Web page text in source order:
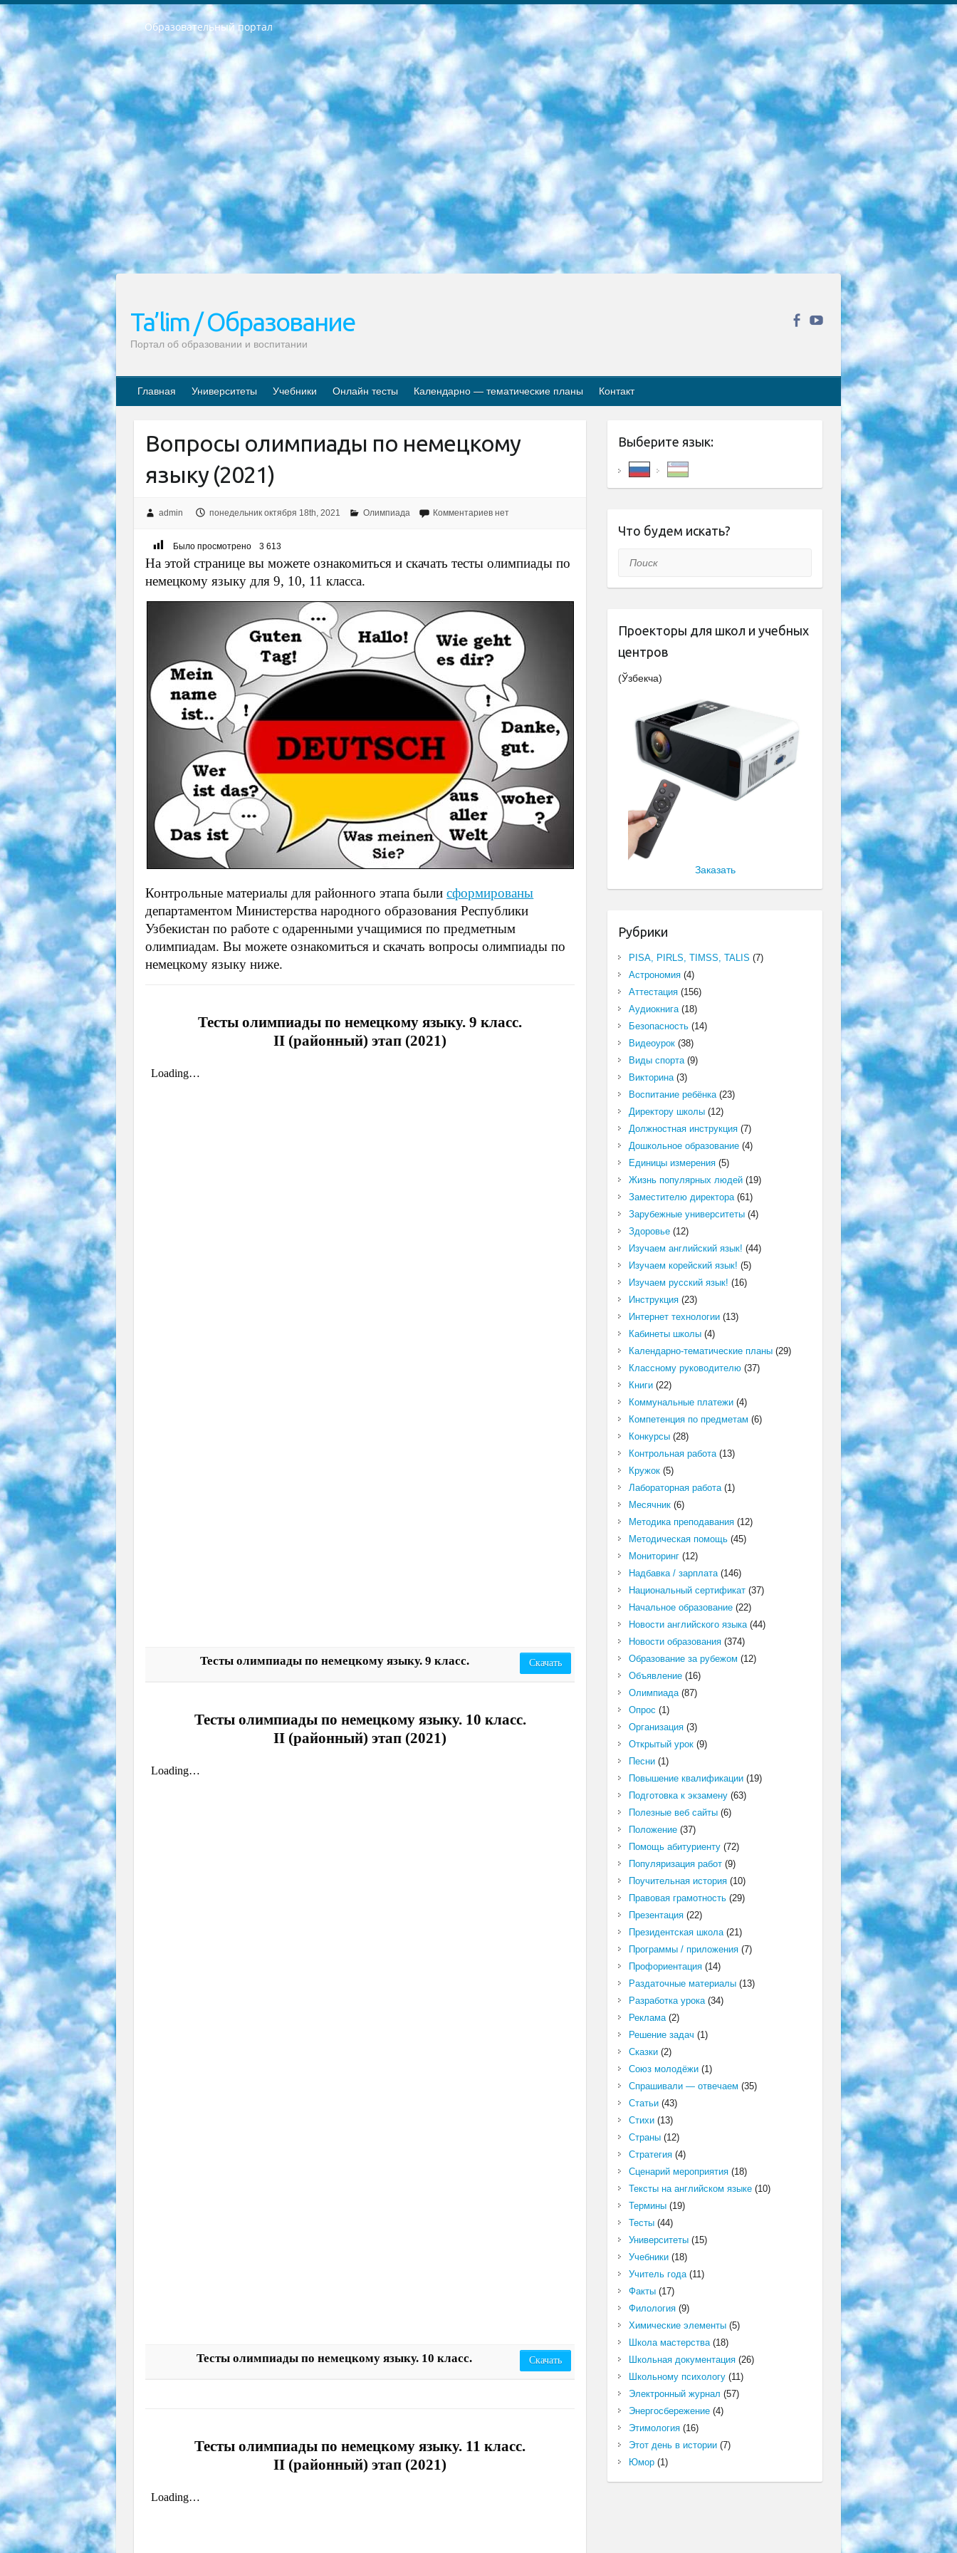
Образовательный портал
РЕСПУБЛИКА УЗБЕКИСТАН МИНИСТРЕРСТВО ДОШКОЛЬНОГО И ШКОЛЬНОГО ОБРАЗОВАНИЯ КОМАНДА в общеобразовательных учреждениях в 2023-2024 учебном году организация и проведение итоговой государственной аттестации обучающихся о Министра дошкольного и школьного образования Республики Узбекистан от 4 марта 2008 года (постановлением Минюста от 20 марта 2008 года № 1778 государственной регистрации) «Итоговое состояние учащихся общего среднего образования на основании положения об утверждении положения об аттестации общего среднего образования выпускной экзамен студентов в образовательных учреждениях в 2023-2024 учебном году В целях организации и прохождения аттестации приказываю: 1. Следующее: перечень предметов, по которым будет проводиться итоговая государственная аттестация и экзамен формы перевода согласно приложению 1; сертификаты международного образца, оценивающие уровень владения иностранными языками перечень согласно приложению 2; 2. Педагогический при специализированных образовательных учреждениях. научно-практический центр квалификации и международной оценки (Д.Давидова) 2024 г. До 25 марта: задания по предметам, по которым будет проводиться итоговая аттестация разработка и утверждение технических условий; итоговая аттестация на основании разработанного предметного задания разработка вопросов по предметам (устно и письменно), экзамен передача; общеобразовательные средние школы и специальные учебные заведения учащиеся выпускных классов школ и интернатов в агентской системе подготовка базы данных экзаменационных материалов и критериев оценки; перевод базы экзаменационных материалов на все языки обучения подать в Республиканский образовательный центр для изготовления; варианты экзаменов на основе разработанных контрольных материалов пусть будут поставлены задачи формирования. 3. Республиканский образовательный центр (Ш.Худайкулов) до 5 апреля 2024 года. до: база данных предоставленных экзаменационных материалов на все языки обучения перевод и экспертиза; для слепых, слабовидящих, глухих, слабослышащих и умственно отсталых детей учащиеся выпускных классов специализированных школ и школ-интернатов база данных экзаменационных материалов на всех преподаваемых языках подготовка критериев оценки; специализированные школы для умственно отсталых детей и технологии для учащихся выпускных классов школ-интернатов разработка соответствующих рекомендаций и критериев проведения ЕГЭ по естествознанию давать задания. 4. Педагогический при специализированных образовательных учреждениях. Научно-практический центр навыков и международной оценки (Д.Давидова), Республика образовательный центр (Худайкулов Ш.) итоговый государственный аттестационный экзамен ориентирован на творческое и логическое мышление при подготовке базы материалов учитывать введение заданий. 5. Следует отметить, что: сертификат государственного образца о знании общеобразовательного предмета и как минимум национальный уровень B1 по предметам на иностранных языках, указанным в Приложении 2. или международно признанный сертификат эквивалентного уровня студенты, изучающие определенный предмет, освобождаются от экзамена; по соответствующим предметам запланирована итоговая государственная аттестация за день до дня, путем жеребьевки Рабочей группой (в письменной форме по предметам, проводимым в форме) из числа сформированных вариантов выбрано 2 варианта; 2 выбранных варианта экзамена анонсированы на официальном сайте министерства и все выпускники по всей стране на основе этих вариантов проводит итоговую государственную аттестацию. 6. Государственное образование учащихся средних общеобразовательных учреждений. знания в соответствии с квалификационными требованиями, которые необходимо приобрести на основании стандартов итоговый (выпускной) контроль для 9 и 11 классов в целях тестирования Экзамены (далее – экзамены) состоят из предметов, перечисленных в приложении 1. будет сделано. 7. Экзамены пройдут с 26 мая по 15 июня 2024 г. (кроме науки физического воспитания). 8. Физическая для учащихся 9 классов общесредних образовательных учреждений. Экзамены по предмету «Образование, квалификация медицина» 1-6 мая 2024 года. сотрудники перевести под присмотр (с отклонениями в физическом или умственном развитии) специализированная школа для детей, школы-интернаты и со сколиозом школы-интернаты санаторного типа для больных детей исключены). 9. Он был слепым, слабовидящим и имел нарушения опорно-двигательного аппарата. экзамены в специализированных школах и интернатах для детей должны проводиться исходя из требований, предъявляемых к общеобразовательным учреждениям (физкультура кроме науки). 10. Специализированная школа для глухих и слабослышащих детей. и экзамены в интернатах и быть реализован в виде письменного теста по математике. 11. Специальность для умственно отсталых детей. Для 9 класса Родной язык и литературное письмо Государственный язык (язык обучения – узбекский). для неклассов) написано Математическое письмо Письменная/устная история Узбекистана Физическое воспитание практично Итоговый контроль Для 11 класса Написание родного языка и литературы (эссе) Математическое письмо Узбекский язык (обучение на узбекском языке) не посещающее общее среднее образование для учреждений)/Образовательное учреждение выбор письменный и устный Иностранный язык письменный/устный Письменная/устная история Узбекистана *По выбору студента:  Химия  Физика  Основы государственного права  География 10 бесплатных образовательных ресурсов - Мы составили подборку онлайн-проектов с интерактивными упражнениями, видеолекциями и статьями. Они помогут вам обрести новые и освежить старые знания бесплатно. 1. «ИНТУИТ» Старейшая образовательная площадка Рунета. Здесь вы найдёте сотни текстовых и видеокурсов на десятки различных тем — от программирования до психологии. Многие курсы подготовлены российскими университетами и крупными международными компаниями вроде Intel и Microsoft. Самостоятельное обучение бесплатное, но желающие могут оплатить услуги персональных наставников. 2. «Смартия» знакомит с актуальными профессиями и подсказывает, как им обучаться. Выбрав заинтересовавшую вас специальность — SMM-специалист, фотограф, веб-дизайнер или другую, — увидите список необходимых для неё умений. Чтобы вы могли освоить их самостоятельно, для каждого умения площадка отображает подборку ссылок на учебные материалы. Хотя «Смартия» ориентируется на русскоязычную аудиторию, часть контента всё же доступна только на английском. 3. «Лекторий Физтеха» Проект Московского физико-технического института (Физтеха). С его помощью вы можете смотреть онлайн серии лекций, записанные на видео в этом вузе. В числе доступных предметов — физика, биология, химия, информационные технологии и другие. К некоторым лекциям администрация ресурса прилагает готовые конспекты, которые можно скачивать в PDF-формате. 4. ITMOcourses Онлайн-площадка Санкт-Петербургского национального исследовательского университета информационных технологий, механики и оптики (ИТМО). Ресурс предоставляет свободный доступ к курсам, разработанным в этом вузе. Каталог материалов разбит на четыре категории: «Оптические системы и технологии», «Приборостроение и робототехника», «Информационные технологии» и «Биотехнологии». Курсы состоят из видеолекций, интерактивных демонстраций и заданий. 5. «КиберЛенинка» Электронная научная библиотека открытого доступа. Каталог площадки регулярно обрастает текстами статей из различных научных изданий. Сгруппированные по журналам и рубрикам публикации можно читать онлайн или скачивать целиком в PDF-формате. Проект нацелен на популяризацию науки за счёт открытого доступа к качественной информации. 6. «ПостНаука» На этом ресурсе публикуют подборки видеолекций, составленные экспертами из разных отраслей и объединённые общими темами. Среди них, к примеру, есть серии «Биоинформатика и геномика», «Культура средневековой Скандинавии» и Cinema Studies о теории кино. Каждая подборка лекций — логически связанная история, рассказанная экспертом от первого лица. Кроме того, на сайте появляются научно-образовательные статьи и тесты на разные темы. 7. «Newочём» Команда проекта «Newочём» отбирает самые интересные тексты из англоязычных СМИ и переводит те из них, за которые голосуют участники сообщества «ВКонтакте». По большей части это научно-популярные статьи. Редакторы придумывают лишь заголовки, в остальном содержание переводов соответствует оригиналам. Полные тексты можно читать прямо в социальной сети. 8. InternetUrok Онлайн-база материалов по основным дисциплинам школьной программы. Информация на сайте структурирована по классам, предметам и темам (урокам). Каждый урок состоит из видеолекций и конспектов. Есть также интерактивные тренажёры и тесты для закрепления пройденного материала. Даже если вы давно окончили школу, возможность повторить программу старших классов всегда может пригодиться. 9. Edutainme Ещё один ресурс об образовании. В отличие от Newtonew, как мне кажется, Edutainme больше ориентируется на представителей индустрии: педагогов, предпринимателей, разработчиков образовательных проектов. Но и любой, кто просто стремится к саморазвитию, найдёт на сайте много полезного и интересного для себя. Например, информацию о новых курсах и образовательных сервисах. 10. Newtonew Онлайн-медиа об образовании и обучении в широком смысле. Авторы Newtonew пишут об инструментах, заведениях, тактиках и стратегиях, которые помогают учить других и получать новые знания самостоятельно. На этой площадке вы найдёте новости, обзоры, аналитические мат
Ta’lim / Образование
Портал об образовании и воспитании
Главная Университеты Учебники Онлайн тесты Календарно — тематические планы Контакт
Вопросы олимпиады по немецкому
языку (2021)
admin понедельник октября 18th, 2021 Олимпиада Комментариев нет
Было просмотрено 3 613
На этой странице вы можете ознакомиться и скачать тесты олимпиады по
немецкому языку для 9, 10, 11 класса.
Контрольные материалы для районного этапа былисформированы
департаментом Министерства народного образования Республики
Узбекистан по работе с одаренными учащимися по предметным
олимпиадам. Вы можете ознакомиться и скачать вопросы олимпиады по
немецкому языку ниже.
Тесты олимпиады по немецкому языку. 9 класс.
II (районный) этап (2021)
Тесты олимпиады по немецкому языку. 9 класс. Скачать
Тесты олимпиады по немецкому языку. 10 класс.
II (районный) этап (2021)
Тесты олимпиады по немецкому языку. 10 класс. Скачать
Тесты олимпиады по немецкому языку. 11 класс.
II (районный) этап (2021)
Выберите язык:
Что будем искать?
Поиск
Проекторы для школ и учебных
центров
(Ўзбекча)
Заказать
Рубрики
PISA, PIRLS, TIMSS, TALIS (7)
Астрономия(4)
Аттестация(156)
Аудиокнига(18)
Безопасность(14)
Видеоурок(38)
Виды спорта(9)
Викторина(3)
Воспитание ребёнка(23)
Директору школы(12)
Должностная инструкция(7)
Дошкольное образование(4)
Единицы измерения(5)
Жизнь популярных людей(19)
Заместителю директора(61)
Зарубежные университеты(4)
Здоровье(12)
Изучаем английский язык! (44)
Изучаем корейский язык! (5)
Изучаем русский язык! (16)
Инструкция(23)
Интернет технологии(13)
Кабинеты школы(4)
Календарно-тематические планы(29)
Классному руководителю(37)
Книги(22)
Коммунальные платежи(4)
Компетенция по предметам (6)
Конкурсы(28)
Контрольная работа(13)
Кружок(5)
Лабораторная работа(1)
Месячник(6)
Методика преподавания(12)
Методическая помощь(45)
Мониторинг(12)
Надбавка / зарплата(146)
Национальный сертификат(37)
Начальное образование(22)
Новости английского языка(44)
Новости образования(374)
Образование за рубежом (12)
Объявление(16)
Олимпиада(87)
Опрос (1)
Организация(3)
Открытый урок(9)
Песни(1)
Повышение квалификации(19)
Подготовка к экзамену(63)
Полезные веб сайты(6)
Положение(37)
Помощь абитуриенту(72)
Популяризация работ(9)
Поучительная история(10)
Правовая грамотность(29)
Презентация(22)
Президентская школа(21)
Программы / приложения(7)
Профориентация(14)
Раздаточные материалы(13)
Разработка урока(34)
Реклама(2)
Решение задач (1)
Сказки(2)
Союз молодёжи(1)
Спрашивали — отвечаем (35)
Статьи(43)
Стихи(13)
Страны(12)
Стратегия(4)
Сценарий мероприятия(18)
Тексты на английском языке(10)
Термины(19)
Тесты(44)
Университеты(15)
Учебники(18)
Учитель года(11)
Факты(17)
Филология(9)
Химические элементы(5)
Школа мастерства(18)
Школьная документация(26)
Школьному психологу(11)
Электронный журнал (57)
Энергосбережение(4)
Этимология(16)
Этот день в истории(7)
Юмор(1)